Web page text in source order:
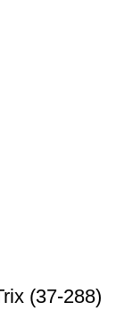
(37-288)